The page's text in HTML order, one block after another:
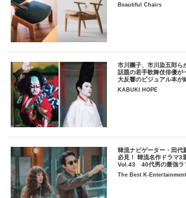
Beautiful Chairs
市川團子、市川染五郎ら
話題の若手歌舞伎俳優が
大反響のビジュアル本が
KABUKI HOPE
韓流ナビゲーター・田代
必見！ 韓流名作ドラマ3
Vol.43 40代男の最強ラ
The Best K-Entertainment